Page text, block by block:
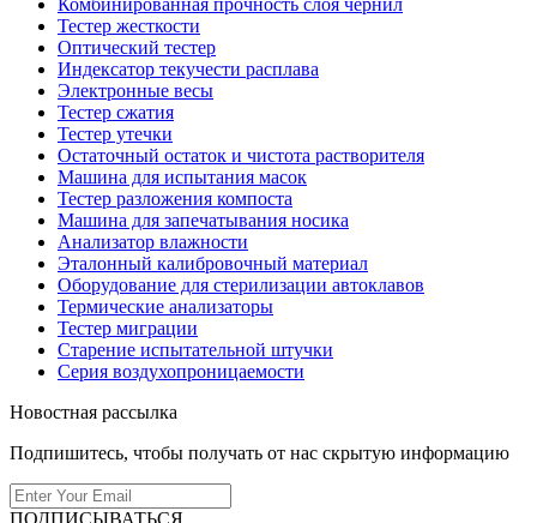
Комбинированная прочность слоя чернил
Тестер жесткости
Оптический тестер
Индексатор текучести расплава
Электронные весы
Тестер сжатия
Тестер утечки
Остаточный остаток и чистота растворителя
Машина для испытания масок
Тестер разложения компоста
Машина для запечатывания носика
Анализатор влажности
Эталонный калибровочный материал
Оборудование для стерилизации автоклавов
Термические анализаторы
Тестер миграции
Старение испытательной штучки
Серия воздухопроницаемости
Новостная рассылка
Подпишитесь, чтобы получать от нас скрытую информацию
ПОДПИСЫВАТЬСЯ